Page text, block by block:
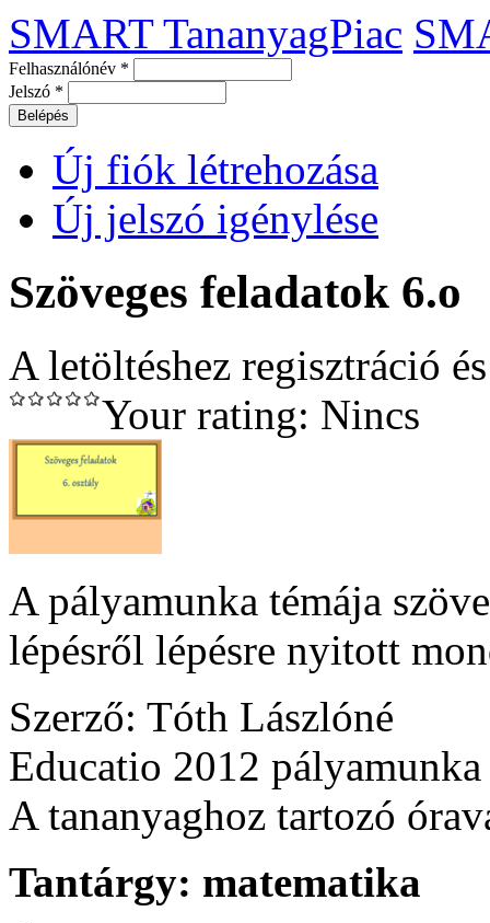
SMART TananyagPiac
Felhasználónév *
Jelszó *
Új fiók létrehozása
Új jelszó igénylése
Szöveges feladatok 6.o
A letöltéshez regisztráció
Your rating: Nincs
A pályamunka témája
lépésről lépésre nyitott
Szerző: Tóth Lászlóné
Educatio 2012 pályamunka
A tananyaghoz tartozó
Tantárgy: matematika